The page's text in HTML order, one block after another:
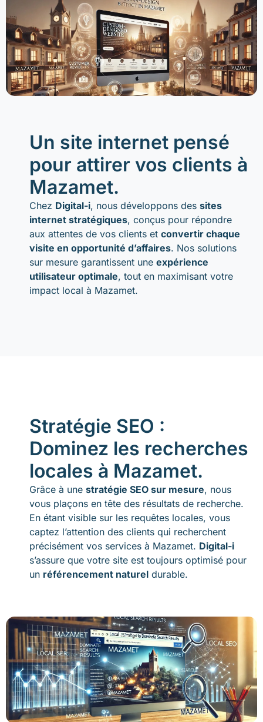
Un site internet pensé
pour attirer vos clients à
Mazamet.
Chez Digital-i, nous développons des sites
internet stratégiques, conçus pour répondre
aux attentes de vos clients et convertir chaque
visite en opportunité d’affaires. Nos solutions
sur mesure garantissent une expérience
utilisateur optimale, tout en maximisant votre
impact local à Mazamet.
Stratégie SEO :
Dominez les recherches
locales à Mazamet.
Grâce à une stratégie SEO sur mesure, nous
vous plaçons en tête des résultats de recherche.
En étant visible sur les requêtes locales, vous
captez l’attention des clients qui recherchent
précisément vos services à Mazamet. Digital-i
s’assure que votre site est toujours optimisé pour
un référencement naturel durable.